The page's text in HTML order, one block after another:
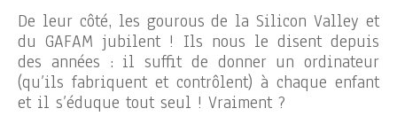
De leur côté, les gourous de la Silicon Valley et
du GAFAM jubilent ! Ils nous le disent depuis
des années : il suffit de donner un ordinateur
(qu’ils fabriquent et contrôlent) à chaque enfant
et il s’éduque tout seul ! Vraiment ?